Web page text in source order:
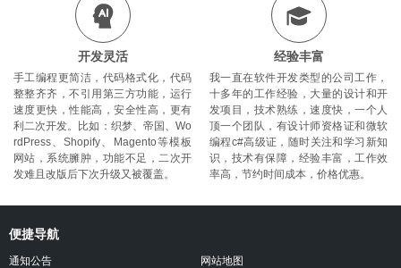
开发灵活
手工编程更简洁，代码格式化，代码
整整齐齐，不引用第三方功能，运行
速度更快，性能高，安全性高，更有
利二次开发。比如：织梦、帝国、Wo
rdPress、Shopify、Magento等模板
网站，系统臃肿，功能不足，二次开
发难且改版后下次升级又被覆盖。
经验丰富
我一直在软件开发类型的公司工作，
十多年的工作经验，大量的设计和开
发项目，技术熟练，速度快，一个人
顶一个团队，有设计师资格证和微软
编程c#高级证，随时关注和学习新知
识，技术有保障，经验丰富，工作效
率高，节约时间成本，价格优惠。
计
便捷导航
通知公告
网站地图